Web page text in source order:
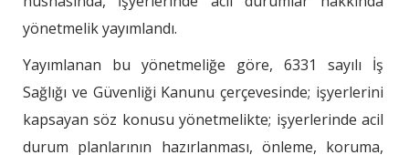
yönetmelik yayımlandı.
Yayımlanan bu yönetmeliğe göre, 6331 sayılı İş
Sağlığı ve Güvenliği Kanunu çerçevesinde; işyerlerini
kapsayan söz konusu yönetmelikte; işyerlerinde acil
durum planlarının hazırlanması, önleme, koruma,